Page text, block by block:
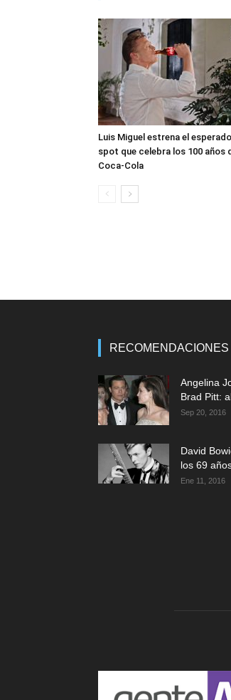
Luis Miguel estrena el esperado
spot que celebra los 100 años
Coca-Cola
Angelina
Brad Pitt:
Sep 20, 2016
David
los 69
Ene 11, 2016